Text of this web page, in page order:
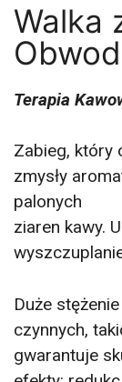
Walka
Terapia
Zabieg, który
zmysły
palonych
ziaren kawy.
Duże
czynnych,
gwarantuje